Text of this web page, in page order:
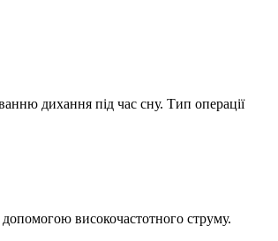
дихання під час сну. Тип операції
високочастотного струму.